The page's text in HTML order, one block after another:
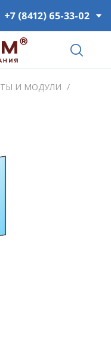
+7 (8412) 65-33-02
И МОДУЛИ /